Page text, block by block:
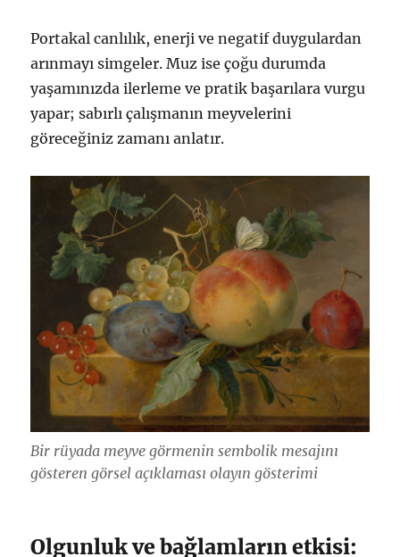
Portakal canlılık, enerji ve negatif duygulardan
arınmayı simgeler. Muz ise çoğu durumda
yaşamınızda ilerleme ve pratik başarılara vurgu
yapar; sabırlı çalışmanın meyvelerini
göreceğiniz zamanı anlatır.
Bir rüyada meyve görmenin sembolik mesajını
gösteren görsel açıklaması olayın gösterimi
Olgunluk ve bağlamların etkisi: